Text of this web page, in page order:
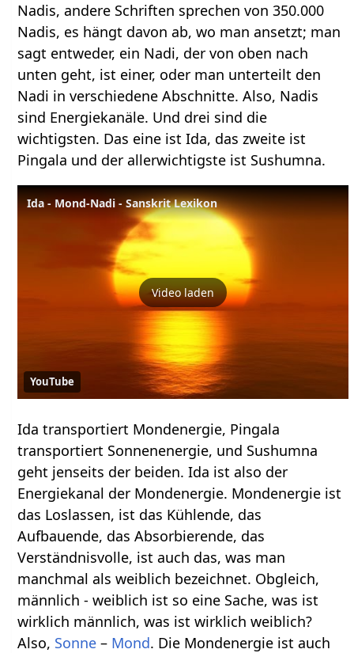
Nadis, andere Schriften sprechen von 350.000
Nadis, es hängt davon ab, wo man ansetzt; man
sagt entweder, ein Nadi, der von oben nach
unten geht, ist einer, oder man unterteilt den
Nadi in verschiedene Abschnitte. Also, Nadis
sind Energiekanäle. Und drei sind die
wichtigsten. Das eine ist Ida, das zweite ist
Pingala und der allerwichtigste ist Sushumna.
Ida - Mond-Nadi - Sanskrit Lexikon
Video laden
YouTube
Ida transportiert Mondenergie, Pingala
transportiert Sonnenenergie, und Sushumna
geht jenseits der beiden. Ida ist also der
Energiekanal der Mondenergie. Mondenergie ist
das Loslassen, ist das Kühlende, das
Aufbauende, das Absorbierende, das
Verständnisvolle, ist auch das, was man
manchmal als weiblich bezeichnet. Obgleich,
männlich - weiblich ist so eine Sache, was ist
wirklich männlich, was ist wirklich weiblich?
Also, Sonne – Mond. Die Mondenergie ist auch